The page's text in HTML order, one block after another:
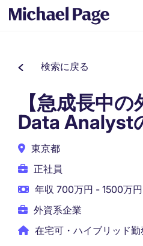
検索に戻る
【急成長中の
Data Analyst
東京都
正社員
年収 700万円 - 1500万円
外資系企業
在宅可・ハイブリッド勤